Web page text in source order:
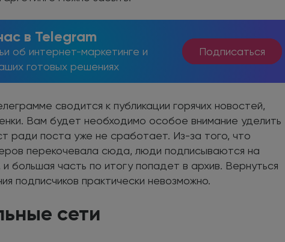
в Telegram
об интернет-маркетинге и
готовых решениях
Подписаться
сводится к публикации горячих новостей,
Вам будет необходимо особое внимание уделить
ради поста уже не сработает. Из-за того, что
перекочевала сюда, люди подписываются на
большая часть по итогу попадет в архив. Вернуться
подписчиков практически невозможно.
сети